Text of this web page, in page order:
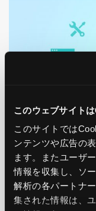
このウェブサイト
このサイトでは
ンテンツや広告の
ます。またユーザ
情報を収集し、ソ
解析の各パートナ
集された情報は、
AWSの色々なリ
2024.08.15